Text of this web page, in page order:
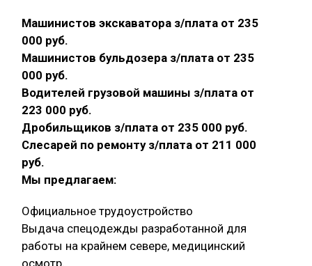
Машинистов экскаватора з/плата от 235
000 руб.
Машинистов бульдозера з/плата от 235
000 руб.
Водителей грузовой машины з/плата от
223 000 руб.
Дробильщиков з/плата от 235 000 руб.
Слесарей по ремонту з/плата от 211 000
руб.
Мы предлагаем:
Официальное трудоустройство
Выдача спецодежды разработанной для
работы на крайнем севере, медицинский